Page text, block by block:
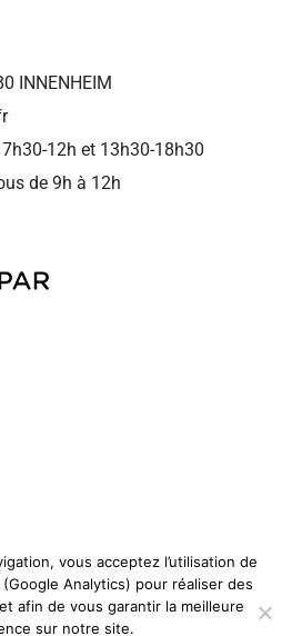
INNENHEIM
12h et 13h30-18h30
de 9h à 12h
Légales |Politique de
vous acceptez l’utilisation de
Analytics) pour réaliser des
afin de vous garantir la meilleure
sur notre site.